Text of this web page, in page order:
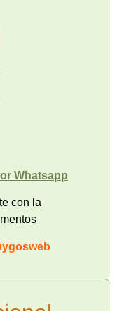
Whatsapp
con la